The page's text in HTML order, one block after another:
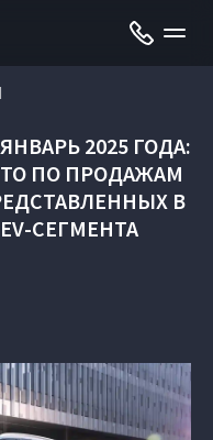
2025 ГОДА:
ПО ПРОДАЖАМ
В
СЕГМЕНТА